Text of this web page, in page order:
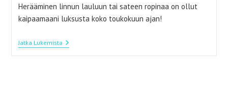
Herääminen linnun lauluun tai sateen ropinaa on ollut
kaipaamaani luksusta koko toukokuun ajan!
Jatka LukemistaRauhalahden
Leirintäalue